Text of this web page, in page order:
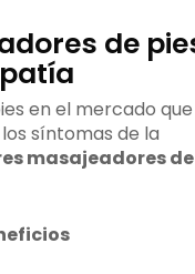
de
en el mercado que
síntomas de la
masajeadores de